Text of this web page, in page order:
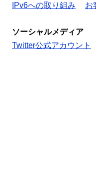
IPv6への取り組み
お
ソーシャルメディア
Twitter公式アカウント